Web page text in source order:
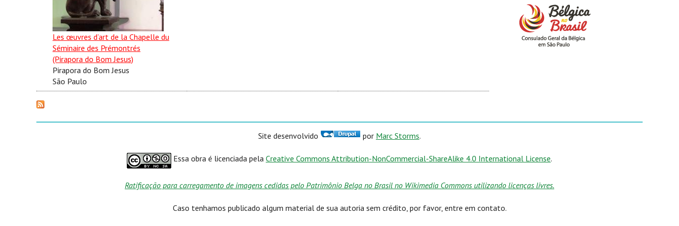
Les œuvres d’art de la Chapelle du
Séminaire des Prémontrés
(Pirapora do Bom Jesus)
Pirapora do Bom Jesus
São Paulo
Site desenvolvido por Marc Storms.
Essa obra é licenciada pela Creative Commons Attribution-NonCommercial-ShareAlike 4.0 International License.
Ratificação para carregamento de imagens cedidas pelo Patrimônio Belga no Brasil no Wikimedia Commons utilizando licenças livres.
Caso tenhamos publicado algum material de sua autoria sem crédito, por favor, entre em contato.